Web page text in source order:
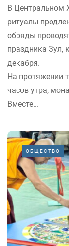
В Центральном
ритуалы
обряды
праздника Зул,
декабря.
На протяжении
часов утра,
Вместе...
ОБЩЕСТВО